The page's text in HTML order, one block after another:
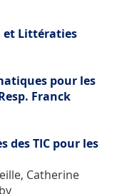
et Littératies
pour les
Franck
des TIC pour les
Catherine